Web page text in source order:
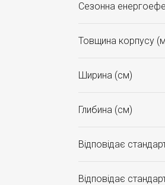
Сезонна
Товщина корпусу
Ширина (см)
Глибина (см)
Відповідає
Відповідає